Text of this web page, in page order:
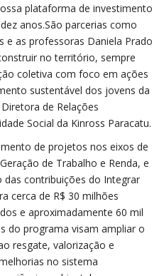
plataforma de investimento
anos.São parcerias como
e as professoras Daniela Prado
no território, sempre
coletiva com foco em ações
sustentável dos jovens da
de Relações
Social da Kinross Paracatu.
de projetos nos eixos de
de Trabalho e Renda, e
das contribuições do Integrar
cerca de R$ 30 milhões
e aproximadamente 60 mil
do programa visam ampliar o
resgate, valorização e
no sistema